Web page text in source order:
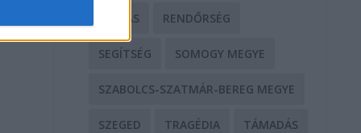
RABLÁS RENDŐRSÉG
SEGÍTSÉG SOMOGY MEGYE
SZABOLCS-SZATMÁR-BEREG MEGYE
SZEGED TRAGÉDIA TÁMADÁS